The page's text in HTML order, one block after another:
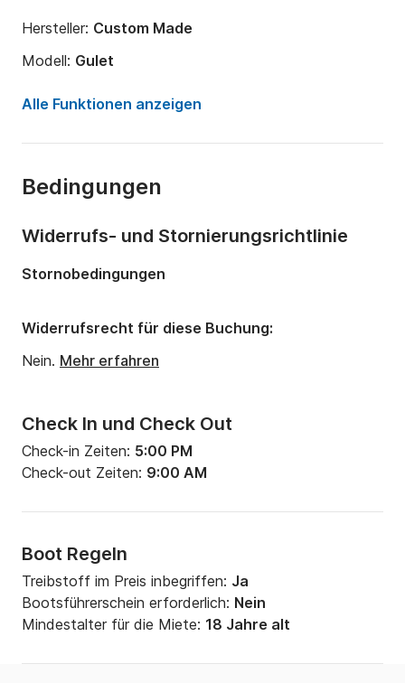
Hersteller: Custom Made
Modell: Gulet
1998 (Renoviert in 2024)
Anzahl Schlafplätze:
Tiefgang:2.2m
Motorleistung:350PS
Alle Funktionen anzeigen
Bedingungen
Check In und Check Out
Check-in Zeiten: 5:00 PM
Check-out Zeiten: 9:00 AM
Boot Regeln
Treibstoff im Preis inbegriffen: Ja
Bootsführerschein erforderlich: Nein
Mindestalter für die Miete: 18 Jahre alt
Widerrufs- und Stornierungsrichtlinie
Stornobedingungen
Widerrufsrecht für diese Buchung:
Nein. Mehr erfahren